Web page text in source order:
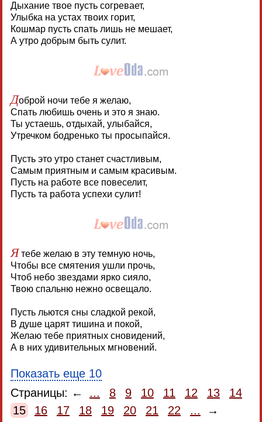
Дыхание твое пусть согревает,
Улыбка на устах твоих горит,
Кошмар пусть спать лишь не мешает,
А утро добрым быть сулит.
Доброй ночи тебе я желаю,
Спать любишь очень и это я знаю.
Ты устаешь, отдыхай, улыбайся,
Утречком бодренько ты просыпайся.
Пусть это утро станет счастливым,
Самым приятным и самым красивым.
Пусть на работе все повеселит,
Пусть та работа успехи сулит!
Ятебе желаю в эту темную ночь,
Чтобы все смятения ушли прочь,
Чтоб небо звездами ярко сияло,
Твою спальню нежно освещало.
Пусть льются сны сладкой рекой,
В душе царят тишина и покой,
Желаю тебе приятных сновидений,
А в них удивительных мгновений.
Показать еще 10
Страницы: ←
... 8 9 10 11 12 13
14
15
16 17 18 19 20 21 22 ... →